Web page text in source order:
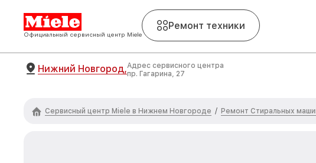
Официальный сервисный центр Miele
Ремонт техники
Нижний Новгород,Адрес сервисного центра
пр. Гагарина, 27
Сервисный центр Miele в Нижнем Новгороде / Ремонт Стиральных